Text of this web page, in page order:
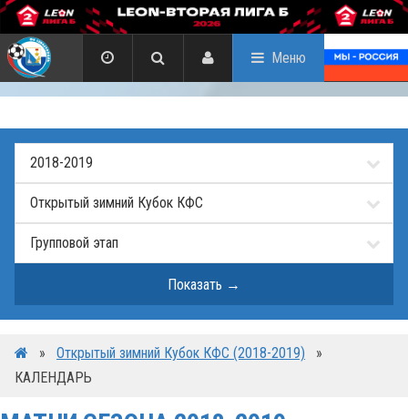
Меню
» Открытый зимний Кубок КФС (2018-2019)
»
КАЛЕНДАРЬ